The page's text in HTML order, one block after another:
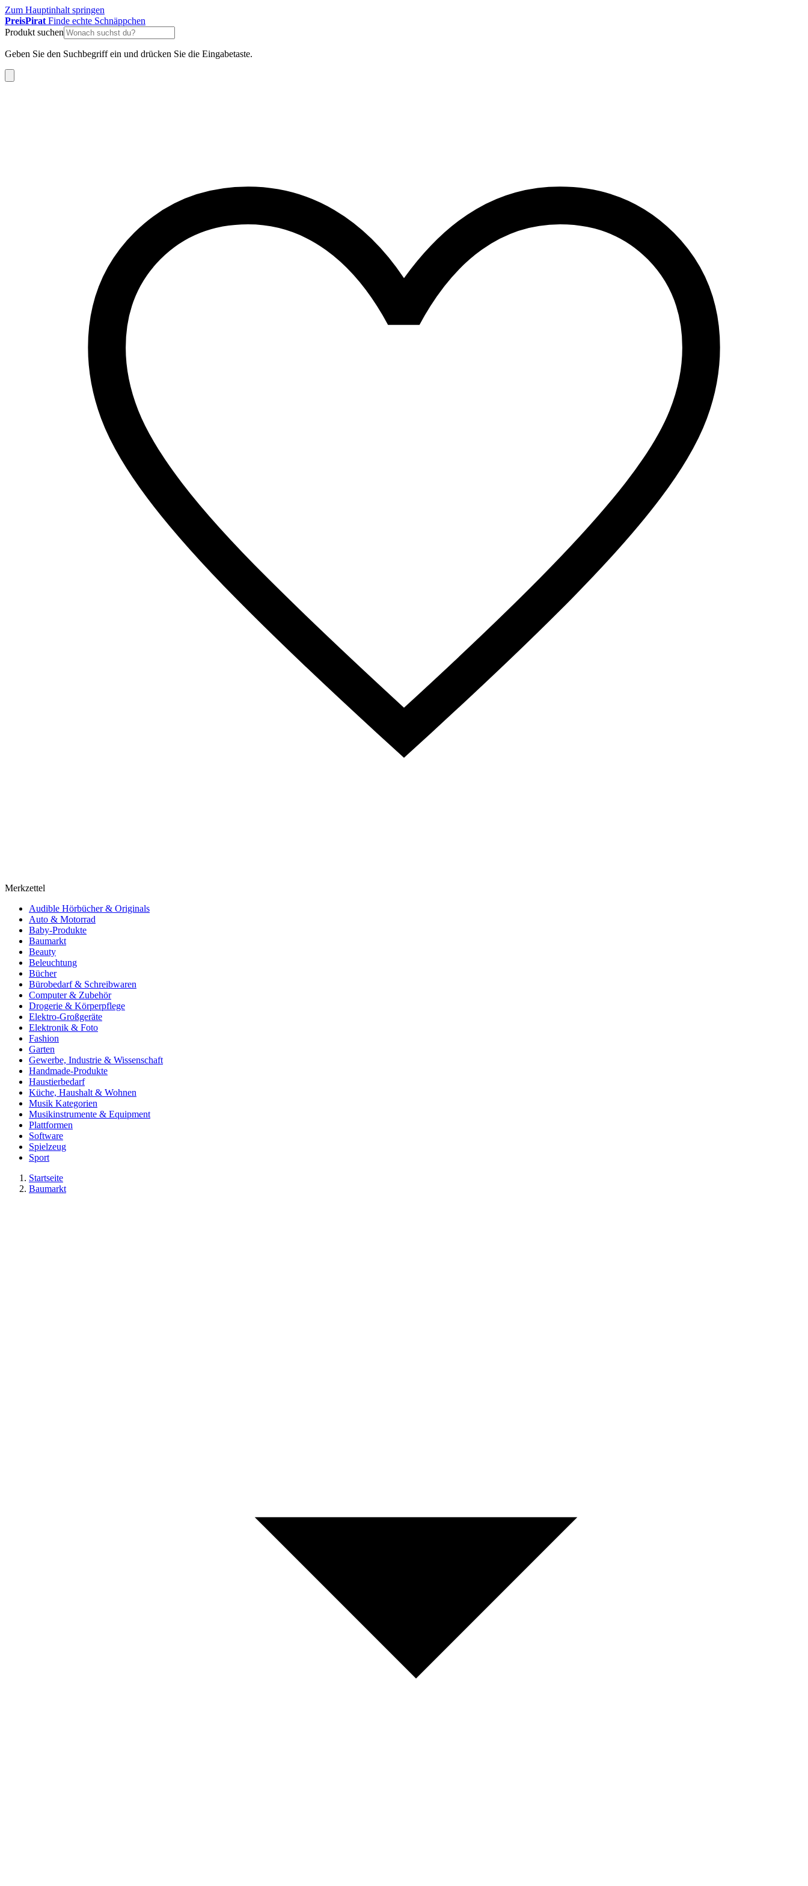
Zum Hauptinhalt springen
PreisPirat Finde echte Schnäppchen
Produkt suchen
Geben Sie den Suchbegriff ein und drücken Sie die Eingabetaste.
Merkzettel
Audible Hörbücher & Originals
Auto & Motorrad
Baby-Produkte
Baumarkt
Beauty
Beleuchtung
Bücher
Bürobedarf & Schreibwaren
Computer & Zubehör
Drogerie & Körperpflege
Elektro-Großgeräte
Elektronik & Foto
Fashion
Garten
Gewerbe, Industrie & Wissenschaft
Handmade-Produkte
Haustierbedarf
Küche, Haushalt & Wohnen
Musik Kategorien
Musikinstrumente & Equipment
Plattformen
Software
Spielzeug
Sport
Startseite
Baumarkt